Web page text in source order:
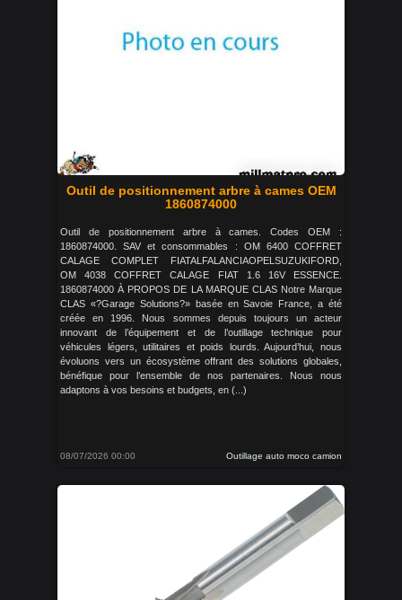
Outil de positionnement arbre à cames OEM
1860874000
Outil de positionnement arbre à cames. Codes OEM :
1860874000. SAV et consommables : OM 6400 COFFRET
CALAGE COMPLET FIATALFALANCIAOPELSUZUKIFORD,
OM 4038 COFFRET CALAGE FIAT 1.6 16V ESSENCE.
1860874000 À PROPOS DE LA MARQUE CLAS Notre Marque
CLAS «?Garage Solutions?» basée en Savoie France, a été
créée en 1996. Nous sommes depuis toujours un acteur
innovant de l’équipement et de l’outillage technique pour
véhicules légers, utilitaires et poids lourds. Aujourd’hui, nous
évoluons vers un écosystème offrant des solutions globales,
bénéfique pour l’ensemble de nos partenaires. Nous nous
adaptons à vos besoins et budgets, en (...)
08/07/2026 00:00 Outillage auto moco camion